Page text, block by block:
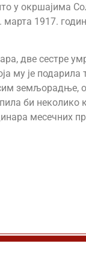
у окршајима
1917.
две сестре
му је
би неколико
месечних